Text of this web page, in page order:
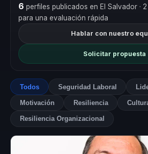
6 perfiles publicados en El Salvador ·
para una evaluación rápida
Hablar con nuestro
Solicitar propuesta
Todos Seguridad Laboral
Motivación Resiliencia
Resiliencia Organizacional